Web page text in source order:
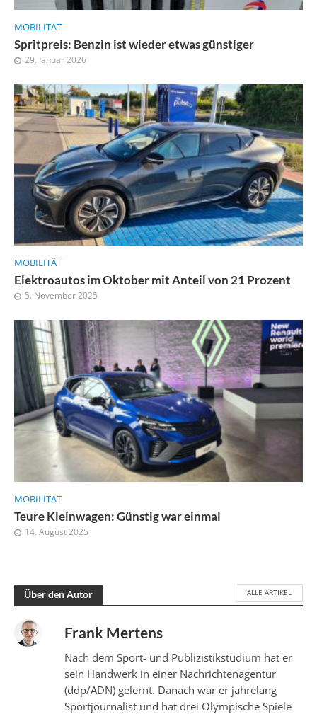
MOBILITÄT
Spritpreis: Benzin ist wieder etwas günstiger
29. Januar 2026
MOBILITÄT
Elektroautos im Oktober mit Anteil von 21 Prozent
5. November 2025
MOBILITÄT
Teure Kleinwagen: Günstig war einmal
14. August 2025
Über den Autor ALLE ARTIKEL
Frank Mertens
Nach dem Sport- und Publizistikstudium hat er
sein Handwerk in einer Nachrichtenagentur
(ddp/ADN) gelernt. Danach war er jahrelang
Sportjournalist und hat drei Olympische Spiele